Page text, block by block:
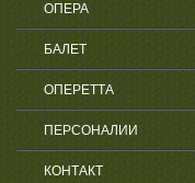
ОПЕРА
БАЛЕТ
ОПЕРЕТТА
ПЕРСОНАЛИИ
КОНТАКТ